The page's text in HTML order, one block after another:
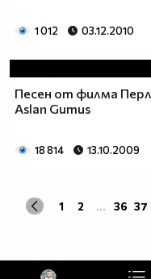
1 012 03.12.2010
Песен от филма
Aslan Gumus
18 814 13.10.2009
1 2 ... 36 37